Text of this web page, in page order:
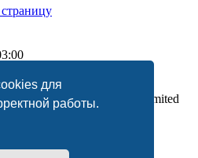
для
работы.
Software © phpBB Limited